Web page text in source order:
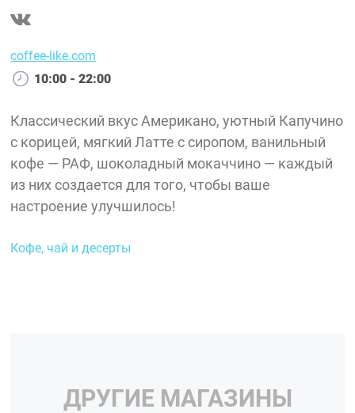
coffee-like.com
10:00 - 22:00
Классический вкус Американо, уютный Капучино
с корицей, мягкий Латте с сиропом, ванильный
кофе — РАФ, шоколадный мокаччино — каждый
из них создается для того, чтобы ваше
настроение улучшилось!
Кофе, чай и десерты
ДРУГИЕ МАГАЗИНЫ